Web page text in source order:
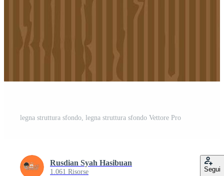
legna struttura sfondo, legna struttura sfondo Vettore Pro
Rusdian Syah Hasibuan
1.061 Risorse Segui